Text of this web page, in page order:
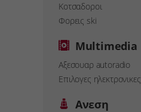
Κοτσαδοροι
Φορεις ski
Multimedia
Αξεσουαρ autoradio
Επιλογες ηλεκτρονικες
Ανεση